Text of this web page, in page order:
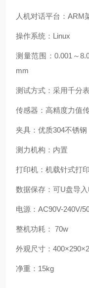
人机对话平台：ARM
操作系统：Linux
测量范围：0.001～
mm
测试方式：采用千分
传感器：高精度力值
夹具：优质304不锈钢
测力机构：内置
打印机：机载针式打
数据保存：可U盘导
电源：AC90V-240V/
整机功耗： 70w
外观尺寸：
净重：15kg